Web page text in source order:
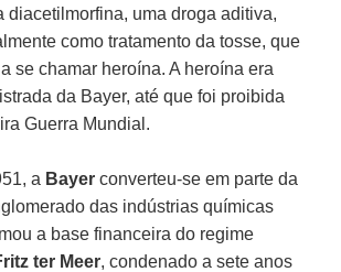
diacetilmorfina, uma droga aditiva,
como tratamento da tosse, que
se chamar heroína. A heroína era
da Bayer, até que foi proibida
Guerra Mundial.
a Bayerconverteu-se em parte da
das indústrias químicas
a base financeira do regime
ter Meer, condenado a sete anos